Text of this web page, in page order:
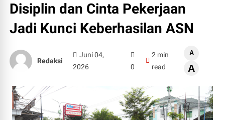
Disiplin dan Cinta Pekerjaan
Jadi Kunci Keberhasilan ASN
Redaksi
Juni 04,
2026
0
2 min
read
A
A